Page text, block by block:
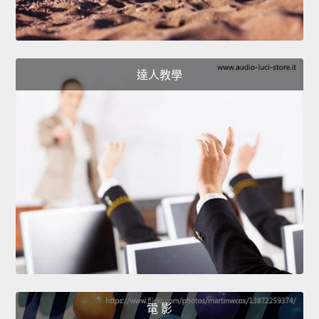
達人教學
電 影